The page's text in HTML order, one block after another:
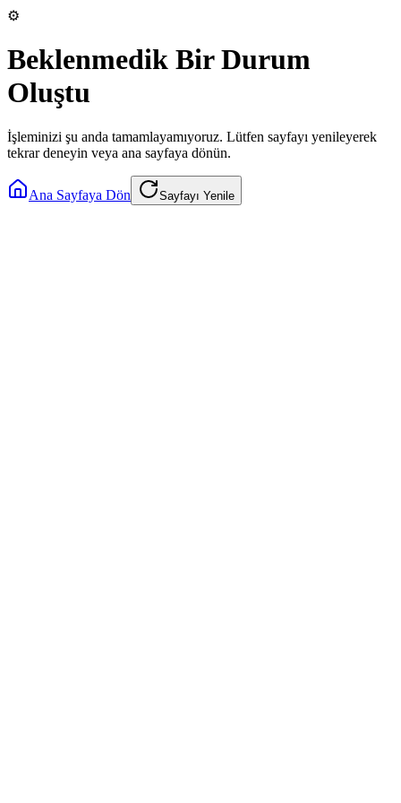
⚙️
Beklenmedik Bir Durum
Oluştu
İşleminizi şu anda tamamlayamıyoruz. Lütfen sayfayı yenileyerek
tekrar deneyin veya ana sayfaya dönün.
Ana Sayfaya Dön Sayfayı Yenile